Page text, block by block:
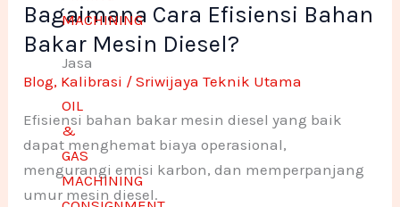
MACHINING
Jasa
OIL
&
GAS
MACHINING
-
f
m
n
1
n
Bagaimana Cara Efisiensi Bahan
Bakar Mesin Diesel?
Blog, Kalibrasi /Sriwijaya Teknik Utama
Efisiensi bahan bakar mesin diesel yang baik
dapat menghemat biaya operasional,
mengurangi emisi karbon, dan memperpanjang
umur mesin diesel.
Efisiensi
Bahan
Bakar
Mesin
Diesel?